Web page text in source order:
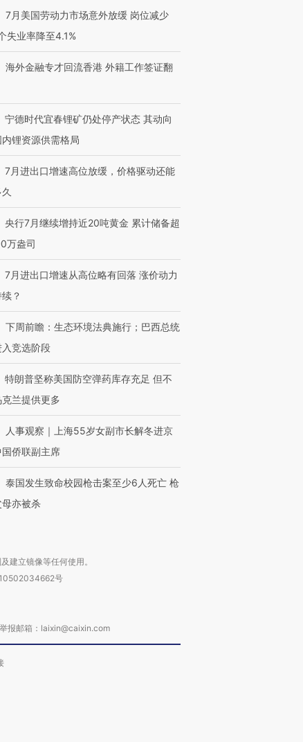
私7万
内含3种
度Z世代 用街头抗争将教
育部长拱下台
机”？难民潮撕裂西班牙
飞地休达
届链博
“链”接产
【特别呈现】寻找100种
有意思的生活方式·第三对
CFO：不靠规模取胜，华
住三大增长引擎是什么？
7月美国劳动力市场意外放缓 岗位减少
失业率降至4.1%
海外金融专才回流香港 外籍工作签证翻
宁德时代宜春锂矿仍处停产状态 其动向
锂资源供需格局
7月进出口增速高位放缓，价格驱动还能
央行7月继续增持近20吨黄金 累计储备超
万盎司
7月进出口增速从高位略有回落 涨价动力
？
下周前瞻：生态环境法典施行；巴西总统
入竞选阶段
特朗普坚称美国防空弹药库存充足 但不
兰提供更多
人事观察｜上海55岁女副市长解冬进京
侨联副主席
泰国发生致命校园枪击案至少6人死亡 枪
亦被杀
建立镜像等任何使用。
号
报邮箱：laixin@caixin.com